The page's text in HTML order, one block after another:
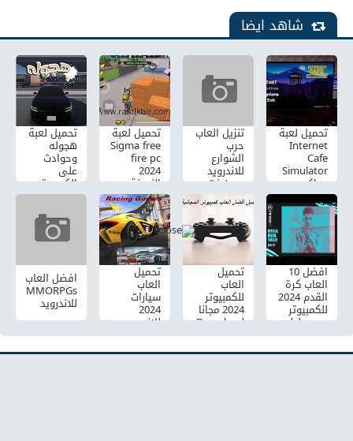
شاهد ايضا
تحميل لعبة
Internet
Cafe
Simulator
محاكي
مقهى
الالعاب 1
للكمبيوتر
مجانًا
تنزيل العاب
حرب
الشوارع
للاندرويد
بدون نت
تحميل لعبة
Sigma free
fire pc
2024
النسخة
الاصلية
ويندوز 7
تحميل لعبة
هجوله
وحوادث
على
الكمبيوتر
والاندرويد
والايفون
افضل 10
العاب كرة
القدم 2024
للكمبيوتر
يجب عليك
تجربتها
تحميل
العاب
للكمبيوتر
2024 مجانا
Download
PC Games
تحميل
العاب
سيارات
2024
للاندرويد
بدون نت
افضل العاب
MMORPGs
للاندرويد